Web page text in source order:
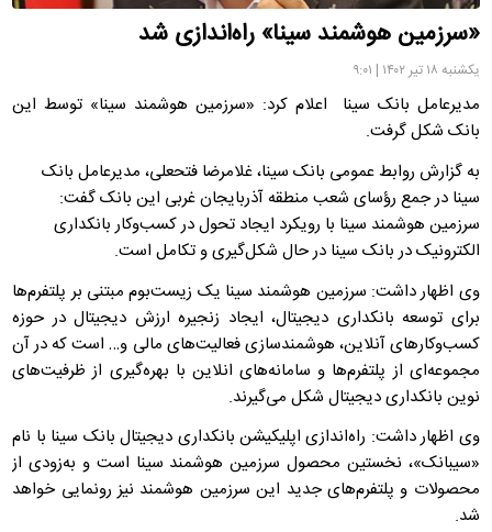
«سرزمین هوشمند سینا» راه‌اندازی شد
یکشنبه ۱۸ تیر ۱۴۰۲ | ۹:۰۱
مدیرعامل بانک سینا اعلام کرد: «سرزمین هوشمند سینا» توسط این
بانک شکل گرفت.
به گزارش روابط‌ عمومی بانک سینا، غلامرضا فتحعلی، مدیرعامل بانک
سینا در جمع رؤسای شعب منطقه آذربایجان غربی این بانک گفت:
سرزمین هوشمند سینا با رویکرد ایجاد تحول در کسب‌وکار بانکداری
الکترونیک در بانک سینا در حال شکل‌گیری و تکامل است.
وی اظهار داشت: سرزمین هوشمند سینا یک زیست‌بوم مبتنی بر پلتفرم‌ها
برای توسعه بانکداری دیجیتال، ایجاد زنجیره ارزش دیجیتال در حوزه
کسب‌وکارهای آنلاین، هوشمندسازی فعالیت‌های مالی و… است که در آن
مجموعه‌ای از پلتفرم‌ها و سامانه‌های انلاین با بهره‌گیری از ظرفیت‌های
نوین بانکداری دیجیتال شکل می‌گیرند.
وی اظهار داشت: راه‌اندازی اپلیکیشن بانکداری دیجیتال بانک سینا با نام
«سیبانک»، نخستین محصول سرزمین هوشمند سینا است و به‌زودی از
محصولات و پلتفرم‌های جدید این سرزمین هوشمند نیز رونمایی خواهد
شد.